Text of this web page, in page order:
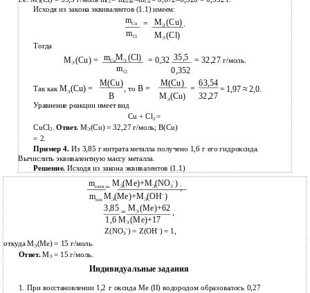
Э Cl соли Cu
Исходя из закона эквивалентов (1.1) имеем:
mCu = MЭ(Cu) .
mCl MЭ(Cl)
Тогда
MЭ(Сu) = mCuMЭ (Сl) = 0,32 35,5 = 32,27г/моль.
mCl 0,352
Так какМЭ(Cu) =
M(Cu)
,то B =
M(Cu)
=
63,54
= 1,97 ≈2,0.
B MЭ(Cu) 32,27
Уравнение реакции имеет вид
Cu + Cl2 =
CuCl2.Ответ.МЭ(Сu) = 32,27 г/моль; B(Cu)
= 2.
Пример 4. Из 3,85 г нитрата металла получено 1,6 г его гидроксида.
Вычислить эквивалентную массу металла.
Решение.Исходя из закона эквивалентов (1.1)
mсоли= МЭ(Ме)+МЭ(NO3
-) ;
mосн МЭ(Ме)+МЭ(OH- )
3,85 =МЭ(Ме)+62 ,
1,6 МЭ(Ме)+17
Z(NO3
–) = Z(OH–) = 1,
откуда МЭ(Ме) = 15 г/моль.
Ответ.МЭ = 15 г/моль.
Индивидуальные задания
1. При восстановлении 1,2 г оксида Ме (II) водородом образовалось 0,27